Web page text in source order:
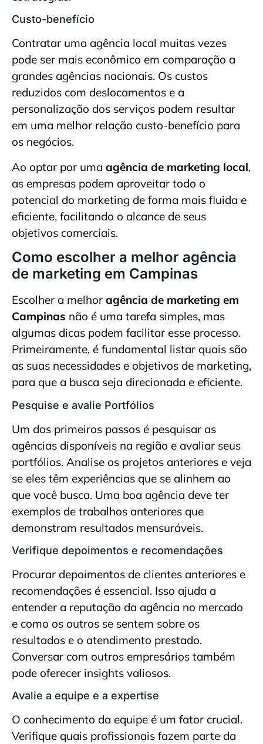
Custo-benefício
Contratar uma agência local muitas vezes
pode ser mais econômico em comparação a
grandes agências nacionais. Os custos
reduzidos com deslocamentos e a
personalização dos serviços podem resultar
em uma melhor relação custo-benefício para
os negócios.
Ao optar por uma agência de marketing local,
as empresas podem aproveitar todo o
potencial do marketing de forma mais fluida e
eficiente, facilitando o alcance de seus
objetivos comerciais.
Como escolher a melhor agência
de marketing em Campinas
Escolher a melhor agência de marketing em
Campinas não é uma tarefa simples, mas
algumas dicas podem facilitar esse processo.
Primeiramente, é fundamental listar quais são
as suas necessidades e objetivos de marketing,
para que a busca seja direcionada e eficiente.
Pesquise e avalie Portfólios
Um dos primeiros passos é pesquisar as
agências disponíveis na região e avaliar seus
portfólios. Analise os projetos anteriores e veja
se eles têm experiências que se alinhem ao
que você busca. Uma boa agência deve ter
exemplos de trabalhos anteriores que
demonstram resultados mensuráveis.
Verifique depoimentos e recomendações
Procurar depoimentos de clientes anteriores e
recomendações é essencial. Isso ajuda a
entender a reputação da agência no mercado
e como os outros se sentem sobre os
resultados e o atendimento prestado.
Conversar com outros empresários também
pode oferecer insights valiosos.
Avalie a equipe e a expertise
O conhecimento da equipe é um fator crucial.
Verifique quais profissionais fazem parte da